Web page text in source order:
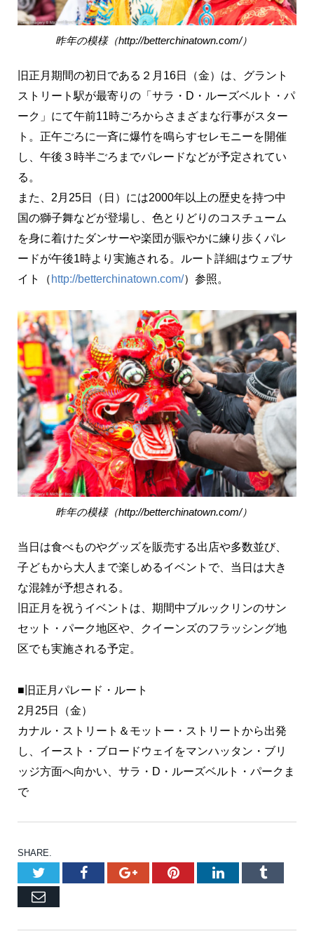
昨年の模様（http://betterchinatown.com/）
旧正月期間の初日である２月16日（金）は、グラント
ストリート駅が最寄りの「サラ・D・ルーズベルト・パ
ーク」にて午前11時ごろからさまざまな行事がスター
ト。正午ごろに一斉に爆竹を鳴らすセレモニーを開催
し、午後３時半ごろまでパレードなどが予定されてい
る。
また、2月25日（日）には2000年以上の歴史を持つ中
国の獅子舞などが登場し、色とりどりのコスチューム
を身に着けたダンサーや楽団が賑やかに練り歩くパレ
ードが午後1時より実施される。ルート詳細はウェブサ
イト（ http://betterchinatown.com/）参照。
昨年の模様（http://betterchinatown.com/）
当日は食べものやグッズを販売する出店や多数並び、
子どもから大人まで楽しめるイベントで、当日は大き
な混雑が予想される。
旧正月を祝うイベントは、期間中ブルックリンのサン
セット・パーク地区や、クイーンズのフラッシング地
区でも実施される予定。
■旧正月パレード・ルート
2月25日（金）
カナル・ストリート＆モットー・ストリートから出発
し、イースト・ブロードウェイをマンハッタン・ブリ
ッジ方面へ向かい、サラ・D・ルーズベルト・パークま
で
SHARE.
TwitterFacebookGoogle+PinterestLinkedInTumblr
Email